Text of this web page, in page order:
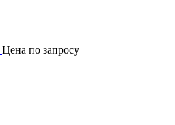
Цена по запросу